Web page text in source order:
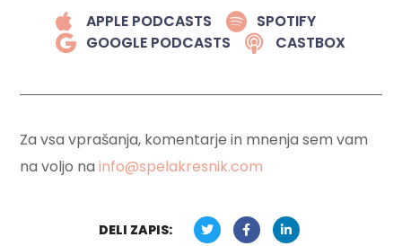
APPLE PODCASTS
SPOTIFY
GOOGLE PODCASTS
CASTBOX
Za vsa vprašanja, komentarje in mnenja sem vam
na voljo nainfo@spelakresnik.com
DELI ZAPIS: